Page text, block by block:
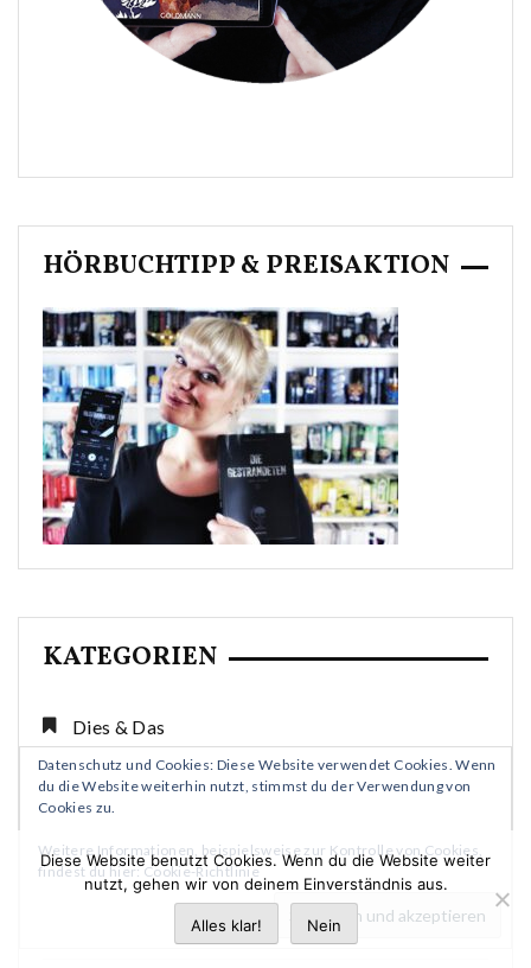
HÖRBUCHTIPP & PREISAKTION
KATEGORIEN
Dies & Das
Herzensbeitrag
Messe
Mittendrin Mittwoch
Datenschutz und Cookies: Diese Website verwendet Cookies. Wenn
du die Website weiterhin nutzt, stimmst du der Verwendung von
Cookies zu.
Weitere Informationen, beispielsweise zur Kontrolle von Cookies,
findest du hier:Cookie-Richtlinie
Diese Website benutzt Cookies. Wenn du die Website weiter
nutzt, gehen wir von deinem Einverständnis aus.
Alles klar! Nein